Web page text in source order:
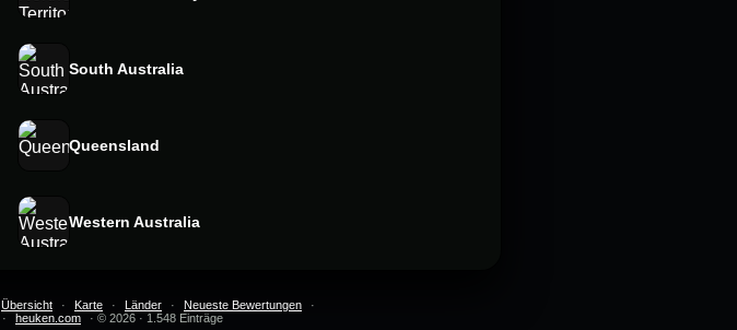
South Australia
Queensland
Western Australia
Übersicht · Karte · Länder · Neueste Bewertungen
·
· heuken.com · © 2026 · 1.548 Einträge